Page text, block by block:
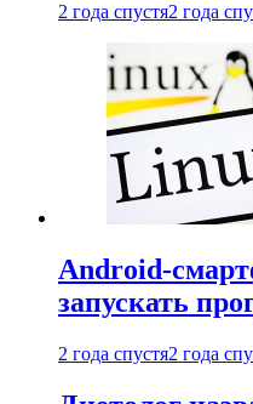
2 года спустя2 года
Android-
запускать
2 года спустя2 года